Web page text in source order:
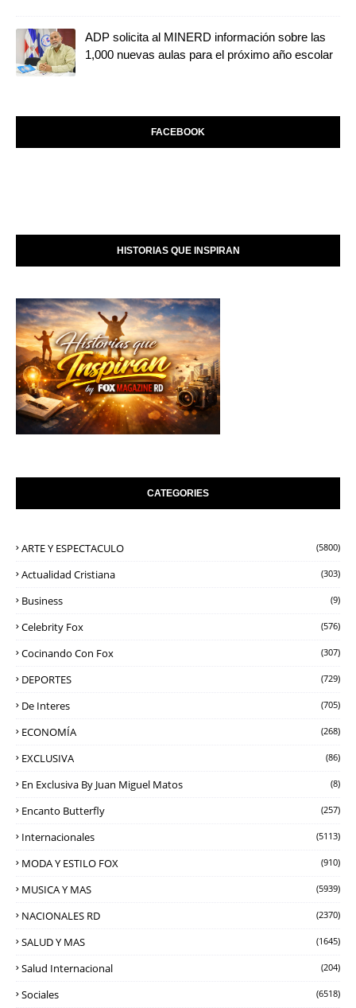
ADP solicita al MINERD información sobre las
1,000 nuevas aulas para el próximo año escolar
FACEBOOK
HISTORIAS QUE INSPIRAN
CATEGORIES
ARTE Y ESPECTACULO (5800)
Actualidad Cristiana (303)
Business (9)
Celebrity Fox (576)
Cocinando Con Fox (307)
DEPORTES (729)
De Interes (705)
ECONOMÍA (268)
EXCLUSIVA (86)
En Exclusiva By Juan Miguel Matos (8)
Encanto Butterfly (257)
Internacionales (5113)
MODA Y ESTILO FOX (910)
MUSICA Y MAS (5939)
NACIONALES RD (2370)
SALUD Y MAS (1645)
Salud Internacional (204)
Sociales (6518)